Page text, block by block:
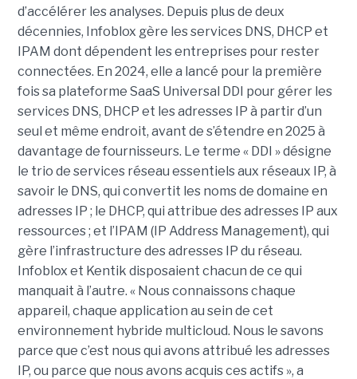
d’accélérer les analyses. Depuis plus de deux
décennies, Infoblox gère les services DNS, DHCP et
IPAM dont dépendent les entreprises pour rester
connectées. En 2024, elle a lancé pour la première
fois sa plateforme SaaS Universal DDI pour gérer les
services DNS, DHCP et les adresses IP à partir d’un
seul et même endroit, avant de s’étendre en 2025 à
davantage de fournisseurs. Le terme « DDI » désigne
le trio de services réseau essentiels aux réseaux IP, à
savoir le DNS, qui convertit les noms de domaine en
adresses IP ; le DHCP, qui attribue des adresses IP aux
ressources ; et l’IPAM (IP Address Management), qui
gère l’infrastructure des adresses IP du réseau.
Infoblox et Kentik disposaient chacun de ce qui
manquait à l’autre. « Nous connaissons chaque
appareil, chaque application au sein de cet
environnement hybride multicloud. Nous le savons
parce que c’est nous qui avons attribué les adresses
IP, ou parce que nous avons acquis ces actifs », a